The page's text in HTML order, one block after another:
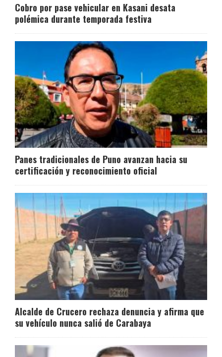
Cobro por pase vehicular en Kasani desata
polémica durante temporada festiva
Panes tradicionales de Puno avanzan hacia su
certificación y reconocimiento oficial
Alcalde de Crucero rechaza denuncia y afirma que
su vehículo nunca salió de Carabaya